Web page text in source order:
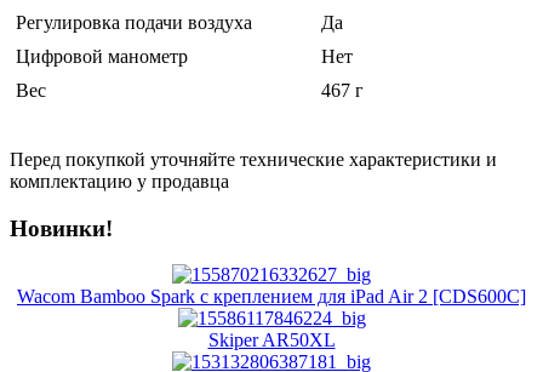
Регулировка подачи воздуха
Да
Цифровой манометр
Нет
Вес
467 г
Перед покупкой уточняйте технические характеристики и
комплектацию у продавца
Новинки!
Wacom Bamboo Spark с креплением для iPad Air 2 [CDS600C]
Skiper AR50XL